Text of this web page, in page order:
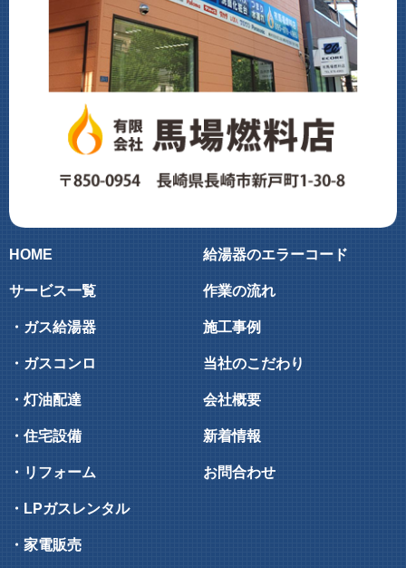
HOME
サービス一覧
・ガス給湯器
・ガスコンロ
・灯油配達
・住宅設備
・リフォーム
・LPガスレンタル
・家電販売
給湯器のエラーコード
作業の流れ
施工事例
当社のこだわり
会社概要
新着情報
お問合わせ